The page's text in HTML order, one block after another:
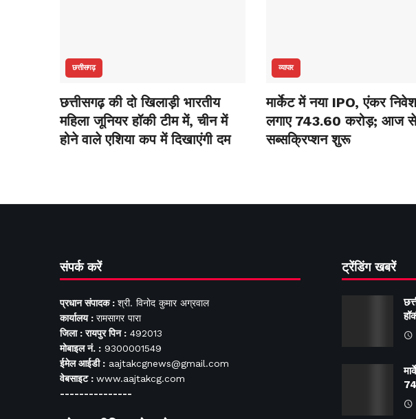
छत्तीसगढ़
छत्तीसगढ़ की दो खिलाड़ी भारतीय
महिला जूनियर हॉकी टीम में, चीन में
होने वाले एशिया कप में दिखाएंगी दम
व्यापार
मार्केट में नया IPO, एंकर
लगाए 743.60 करोड़; आज से
सब्सक्रिप्शन शुरू
संपर्क करें
प्रधान संपादक : श्री. विनोद कुमार अग्रवाल
कार्यालय : रामसागर पारा
जिला : रायपुर पिन : 492013
मोबाइल नं. : 9300001549
ईमेल आईडी : aajtakcgnews@gmail.com
वेबसाइट : www.aajtakcg.com
---------------
ट्रेंडिंग खबरें